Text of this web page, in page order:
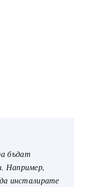
бъдат
Например,
инсталирате